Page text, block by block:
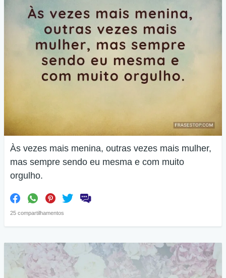
Às vezes mais menina, outras vezes mais mulher,
mas sempre sendo eu mesma e com muito
orgulho.
25 compartilhamentos